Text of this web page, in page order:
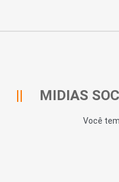
MIDIAS
Você